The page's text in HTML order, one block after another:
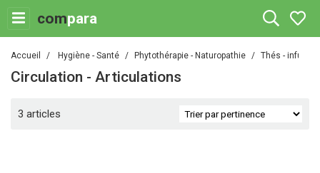
compara
Accueil Hygiène - Santé Phytothérapie - Naturopathie Thés -
Circulation - Articulations
3 articles